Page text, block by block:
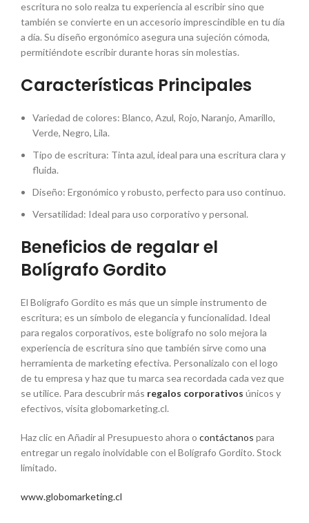
escritura no solo realza tu experiencia al escribir sino que
también se convierte en un accesorio imprescindible en tu día
a día. Su diseño ergonómico asegura una sujeción cómoda,
permitiéndote escribir durante horas sin molestias.
Características Principales
Variedad de colores: Blanco, Azul, Rojo, Naranjo, Amarillo,
Verde, Negro, Lila.
Tipo de escritura: Tinta azul, ideal para una escritura clara y
fluida.
Diseño: Ergonómico y robusto, perfecto para uso continuo.
Versatilidad: Ideal para uso corporativo y personal.
Beneficios de regalar el
Bolígrafo Gordito
El Bolígrafo Gordito es más que un simple instrumento de
escritura; es un símbolo de elegancia y funcionalidad. Ideal
para regalos corporativos, este bolígrafo no solo mejora la
experiencia de escritura sino que también sirve como una
herramienta de marketing efectiva. Personalízalo con el logo
de tu empresa y haz que tu marca sea recordada cada vez que
se utilice. Para descubrir más regalos corporativos únicos y
efectivos, visita globomarketing.cl.
Haz clic en Añadir al Presupuesto ahora o contáctanos para
entregar un regalo inolvidable con el Bolígrafo Gordito. Stock
limitado.
www.globomarketing.cl